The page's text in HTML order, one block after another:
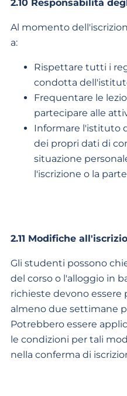
2.10 Responsabilità
Al momento
a:
Rispettare tutti i
condotta
Frequentare le
partecipare alle
Informare l'istituto
dei propri dati di
situazione
l'iscrizione o la
2.11 Modifiche
Gli studenti possono
del corso o l'alloggio in
richieste devono
almeno due settimane
Potrebbero essere
le condizioni per tali
nella conferma di